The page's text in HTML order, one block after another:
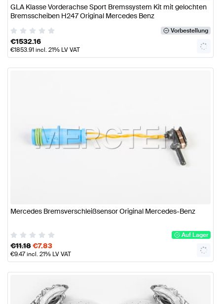
GLA Klasse Vorderachse Sport Bremssystem Kit mit gelochten
Bremsscheiben H247 Original Mercedes Benz
Vorbestellung
€1532.16
€1853.91incl. 21% LV VAT
Mercedes Bremsverschleißsensor Original Mercedes-Benz
Auf Lager
€11.18€7.83
€9.47incl. 21% LV VAT